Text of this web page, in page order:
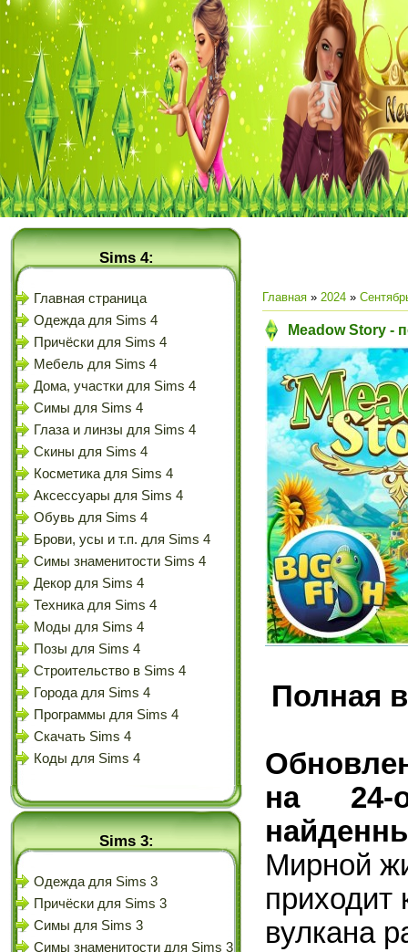
Sims 4:
Главная страница
Одежда для Sims 4
Причёски для Sims 4
Мебель для Sims 4
Дома, участки для Sims 4
Симы для Sims 4
Глаза и линзы для Sims 4
Скины для Sims 4
Косметика для Sims 4
Аксессуары для Sims 4
Обувь для Sims 4
Брови, усы и т.п. для Sims 4
Симы знаменитости Sims 4
Декор для Sims 4
Техника для Sims 4
Моды для Sims 4
Позы для Sims 4
Строительство в Sims 4
Города для Sims 4
Программы для Sims 4
Скачать Sims 4
Коды для Sims 4
Sims 3:
Одежда для Sims 3
Причёски для Sims 3
Симы для Sims 3
Симы знаменитости для Sims 3
Главная » 2024 »
Meadow Story -
Полная
на 24-
Мирной
приходит
вулкана